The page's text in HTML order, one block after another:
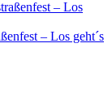
– Los geht´s